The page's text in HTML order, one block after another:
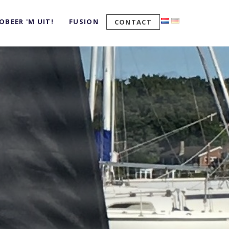
'M UIT! FUSION CONTACT